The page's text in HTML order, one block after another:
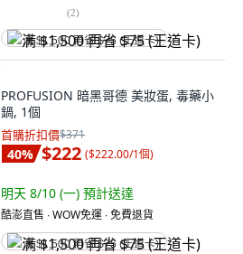
(2)
满 $1,500 再省 $75 (王道卡)
PROFUSION 暗黑哥德 美妝蛋, 毒藥小
鍋, 1個
首購折扣價$371
40% $222 ($222.00/1個)
明天 8/10 (一) 預計送達
酷澎直售 ∙ WOW免運 ∙ 免費退貨
满 $1,500 再省 $75 (王道卡)